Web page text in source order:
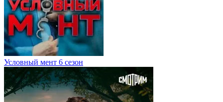
Условный мент 6 сезон